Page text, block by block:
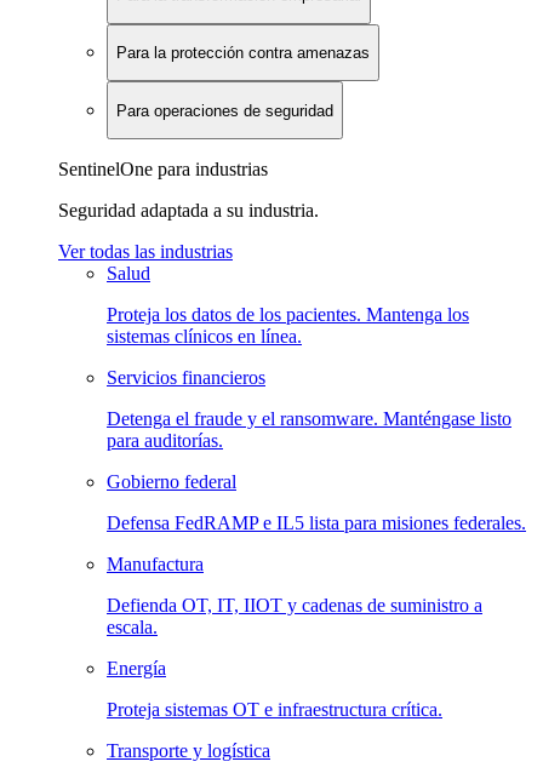
Para la protección contra amenazas
Para operaciones de seguridad
SentinelOne para industrias
Seguridad adaptada a su industria.
Ver todas las industrias
Salud
Proteja los datos de los pacientes. Mantenga los
sistemas clínicos en línea.
Servicios financieros
Detenga el fraude y el ransomware. Manténgase listo
para auditorías.
Gobierno federal
Defensa FedRAMP e IL5 lista para misiones federales.
Manufactura
Defienda OT, IT, IIOT y cadenas de suministro a
escala.
Energía
Proteja sistemas OT e infraestructura crítica.
Transporte y logística